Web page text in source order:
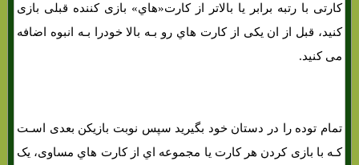
کارتی با رتبه برابر یا بالاتر از کارت«هاي‌» بازی کننده قبلی بازی
کنید، قبل از ان یکی از کارت هاي‌ رو بـه بالا خودرا بـه انبوه اضافه
می کنید.
تمام توده را در دستان خود بگیرید سپس نوبت بازیکن بعدی اسـت
کـه با بازی کردن هر کارت یا مجموعه اي از کارت هاي‌ مساوی، یک